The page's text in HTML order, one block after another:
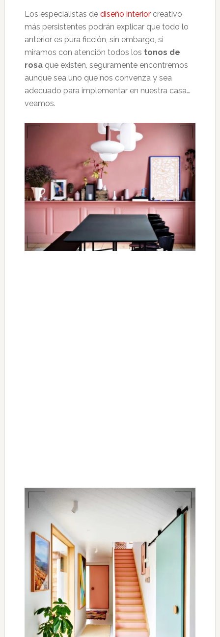
Los especialistas de diseño interiorcreativo
más persistentes podrán explicar que todo lo
anterior es pura ficción, sin embargo, si
miramos con atención todos los tonos de
rosaque existen, seguramente encontremos
aunque sea uno que nos convenza y sea
adecuado para implementar en nuestra casa…
veamos.